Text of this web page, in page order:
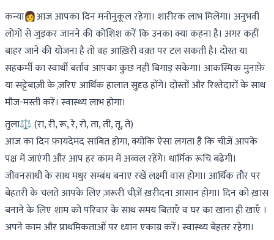
कन्या👩आज आपका दिन मनोनुकूल रहेगा। शारीरक लाभ मिलेगा। अनुभवी
लोगों से जुड़कर जानने की कोशिश करें कि उनका क्या कहना है। अगर कहीं
बाहर जाने की योजना है तो वह आख़िरी वक़्त पर टल सकती है। दोस्त या
सहकर्मी का स्वार्थी बर्ताव आपका कुछ नहीं बिगाड़ सकेगा। आकस्मिक मुनाफ़े
या सट्टेबाज़ी के ज़रिए आर्थिक हालात सुदृढ़ होंगे। दोस्तों और रिश्तेदारों के साथ
मौज-मस्ती करें। स्वास्थ्य लाभ होगा।
तुला⚖️ (रा, री, रू, रे, रो, ता, ती, तू, ते)
आज का दिन फ़ायदेमंद साबित होगा, क्योंकि ऐसा लगता है कि चीज़ें आपके
पक्ष में जाएंगी और आप हर काम में अव्वल रहेंगे। धार्मिक रूचि बढेगी।
जीवनसाथी के साथ मधुर सम्बंध बनाए रखें लक्ष्मी वास होगा। आर्थिक तौर पर
बेहतरी के चलते आपके लिए ज़रूरी चीज़ें ख़रीदना आसान होगा। दिन को ख़ास
बनाने के लिए शाम को परिवार के साथ समय बिताएँ व घर का खाना ही खाएँ ।
अपने काम और प्राथमिकताओं पर ध्यान एकाग्र करें। स्वास्थ्य बेहतर रहेगा।